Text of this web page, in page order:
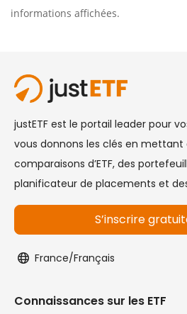
informations affichées.